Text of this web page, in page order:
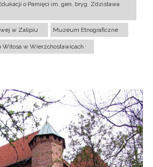
o Pamięci im. gen. bryg. Zdzisława
w Zalipiu Muzeum Etnograficzne
w Wierzchosławicach